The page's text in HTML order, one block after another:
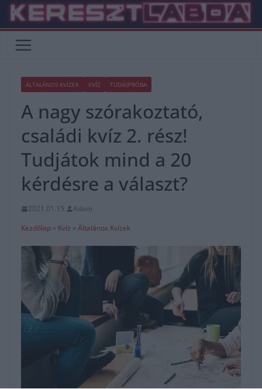
Skip
content
ÁLTALÁNOS KVÍZEK KVÍZ TUDÁSPRÓBA
A nagy szórakoztató,
családi kvíz 2. rész!
Tudjátok mind a 20
kérdésre a választ?
2021.01.15.
Adam
Kezdőlap » Kvíz » Általános Kvízek